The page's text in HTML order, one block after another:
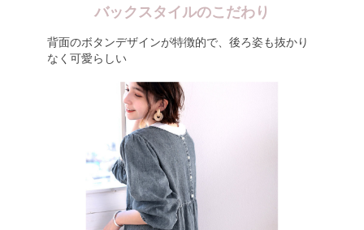
バックスタイルのこだわり
背面のボタンデザインが特徴的で、後ろ姿も抜かり
なく可愛らしい